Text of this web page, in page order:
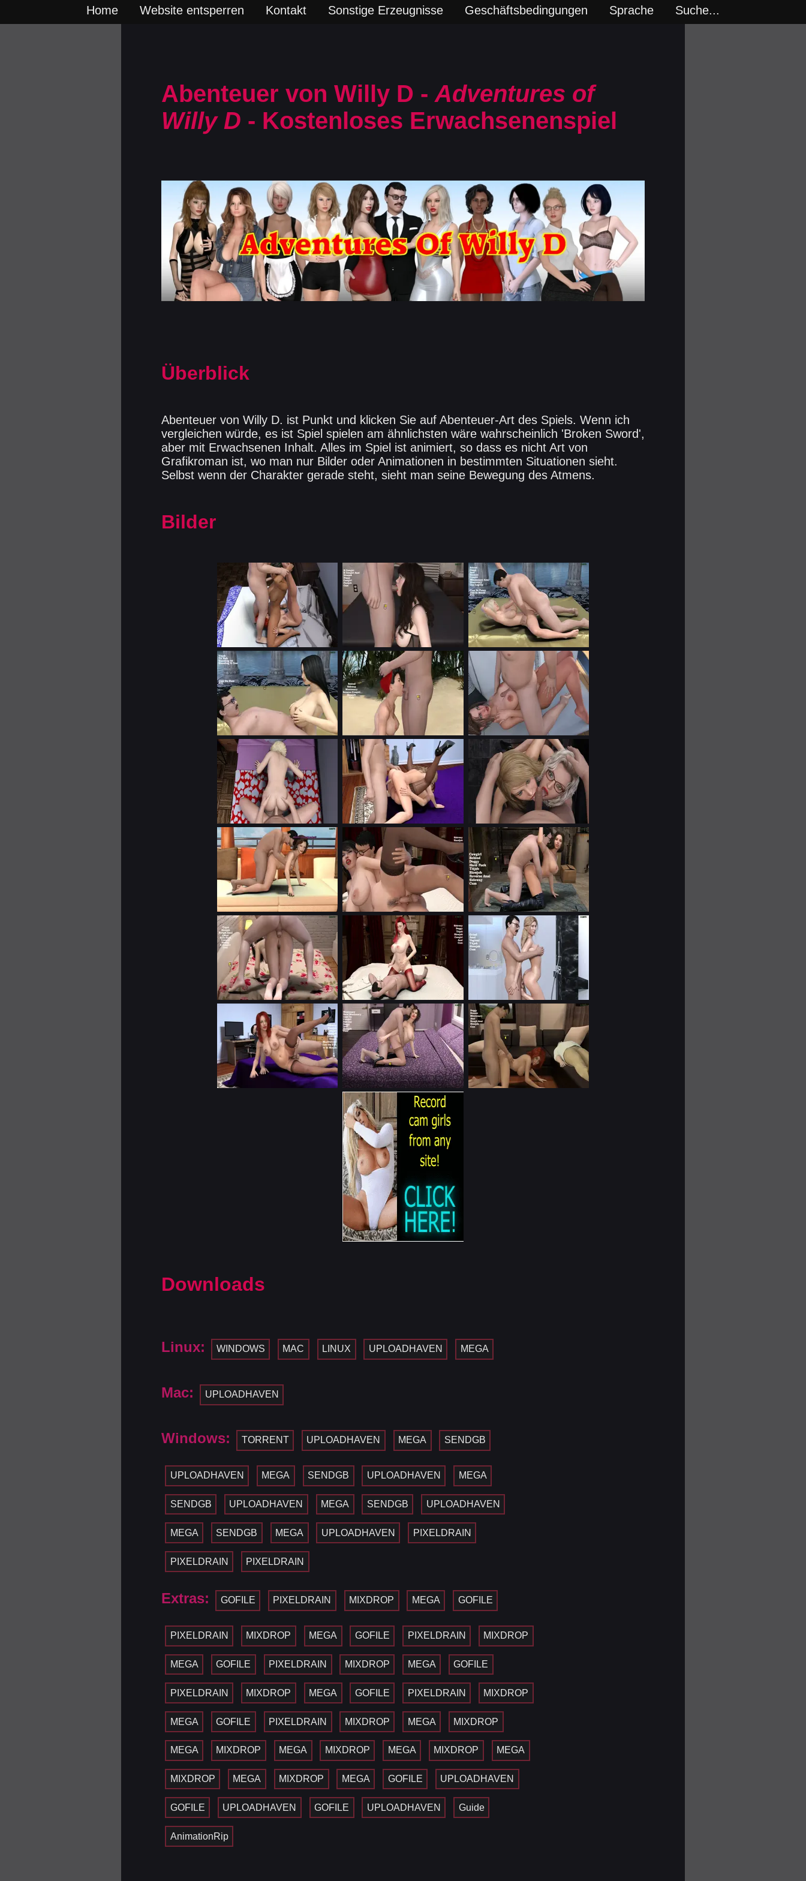
Home Website entsperren Kontakt Sonstige Erzeugnisse Geschäftsbedingungen Sprache Suche...
Abenteuer von Willy D - Adventures of
Willy D - Kostenloses Erwachsenenspiel
Überblick
Abenteuer von Willy D. ist Punkt und klicken Sie auf Abenteuer-Art des Spiels. Wenn ich
vergleichen würde, es ist Spiel spielen am ähnlichsten wäre wahrscheinlich 'Broken Sword',
aber mit Erwachsenen Inhalt. Alles im Spiel ist animiert, so dass es nicht Art von
Grafikroman ist, wo man nur Bilder oder Animationen in bestimmten Situationen sieht.
Selbst wenn der Charakter gerade steht, sieht man seine Bewegung des Atmens.
Bilder
Downloads
Linux: WINDOWS MAC LINUX UPLOADHAVEN MEGA
Mac: UPLOADHAVEN
Windows: TORRENT UPLOADHAVEN MEGA SENDGB
UPLOADHAVEN MEGA SENDGB UPLOADHAVEN MEGA
SENDGB UPLOADHAVEN MEGA SENDGB UPLOADHAVEN
MEGA SENDGB MEGA UPLOADHAVEN PIXELDRAIN
PIXELDRAIN PIXELDRAIN
Extras: GOFILE PIXELDRAIN MIXDROP MEGA GOFILE
PIXELDRAIN MIXDROP MEGA GOFILE PIXELDRAIN MIXDROP
MEGA GOFILE PIXELDRAIN MIXDROP MEGA GOFILE
PIXELDRAIN MIXDROP MEGA GOFILE PIXELDRAIN MIXDROP
MEGA GOFILE PIXELDRAIN MIXDROP MEGA MIXDROP
MEGA MIXDROP MEGA MIXDROP MEGA MIXDROP MEGA
MIXDROP MEGA MIXDROP MEGA GOFILE UPLOADHAVEN
GOFILE UPLOADHAVEN GOFILE UPLOADHAVEN Guide
AnimationRip